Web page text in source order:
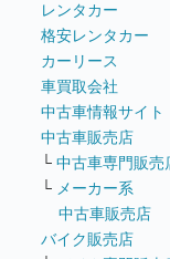
レンタカー
格安レンタカー
カーリース
車買取会社
中古車情報サイト
中古車販売店
└ 中古車専門販売
└ メーカー系
中古車販売店
バイク販売店